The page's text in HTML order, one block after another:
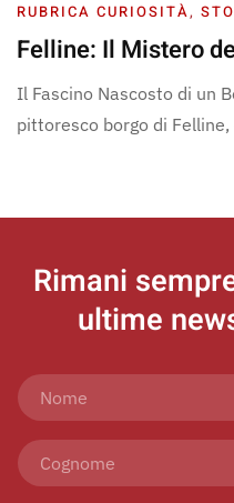
RUBRICA CURIOSITÀ,
Felline: Il Mistero
Il Fascino Nascosto di un
pittoresco borgo di Felline,
Rimani
ultime